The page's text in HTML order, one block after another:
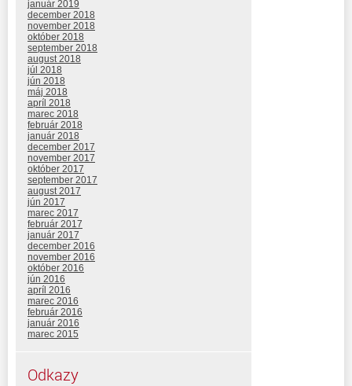
január 2019
december 2018
november 2018
október 2018
september 2018
august 2018
júl 2018
jún 2018
máj 2018
apríl 2018
marec 2018
február 2018
január 2018
december 2017
november 2017
október 2017
september 2017
august 2017
jún 2017
marec 2017
február 2017
január 2017
december 2016
november 2016
október 2016
jún 2016
apríl 2016
marec 2016
február 2016
január 2016
marec 2015
Odkazy